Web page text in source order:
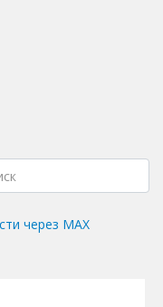
через MAX